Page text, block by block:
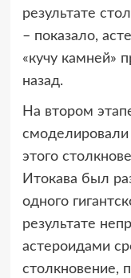
результате
– показало,
«кучу камней»
назад.
На втором
этого
Итокава был
одного
результате
астероидами
столкновение,